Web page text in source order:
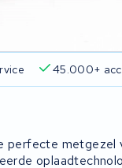
45.000+
perfecte metgezel